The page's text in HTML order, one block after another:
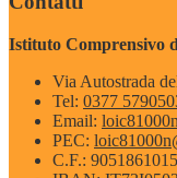
Istituto Comprensivo
Via Autostrada
Tel: 0377
Email:
PEC:
C.F.: